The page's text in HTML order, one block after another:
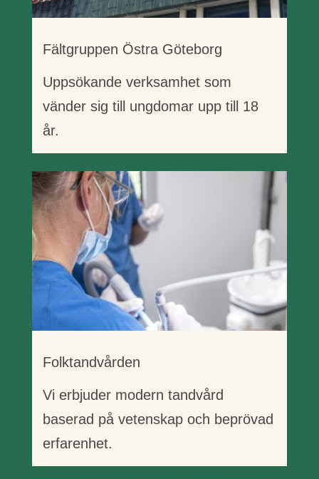
Fältgruppen Östra Göteborg
Uppsökande verksamhet som
vänder sig till ungdomar upp till 18
år.
Folktandvården
Vi erbjuder modern tandvård
baserad på vetenskap och beprövad
erfarenhet.